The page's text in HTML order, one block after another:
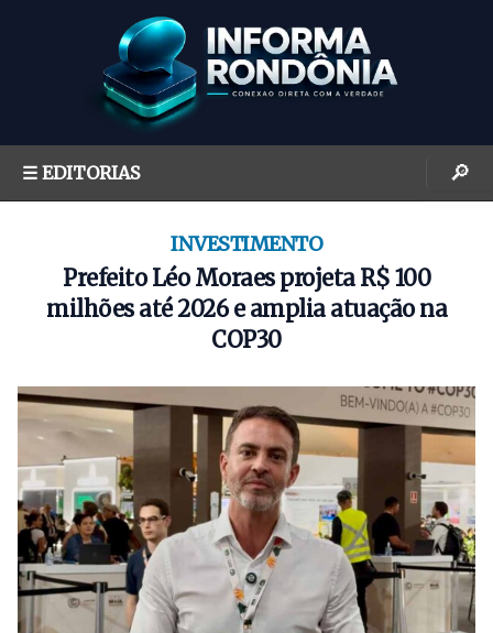
☰ EDITORIAS 🔎
INVESTIMENTO
Prefeito Léo Moraes projeta R$ 100
milhões até 2026 e amplia atuação na
COP30